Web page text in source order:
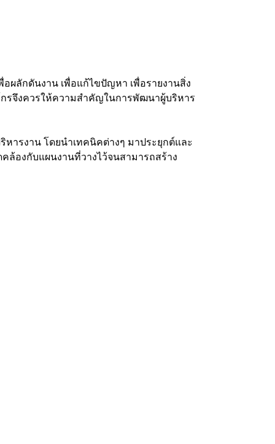
ผลักดันงาน เพื่อแก้ไขปัญหา เพื่อรายงานสิ่ง
รจึงควรให้ความสำคัญในการพัฒนาผู้บริหาร
ารงาน โดยนำเทคนิคต่างๆ มาประยุกต์และ
ล้องกับแผนงานที่วางไว้จนสามารถสร้าง